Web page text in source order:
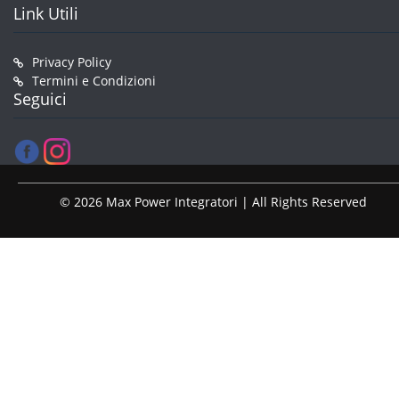
Link Utili
Privacy Policy
Termini e Condizioni
Seguici
© 2026 Max Power Integratori | All Rights Reserved